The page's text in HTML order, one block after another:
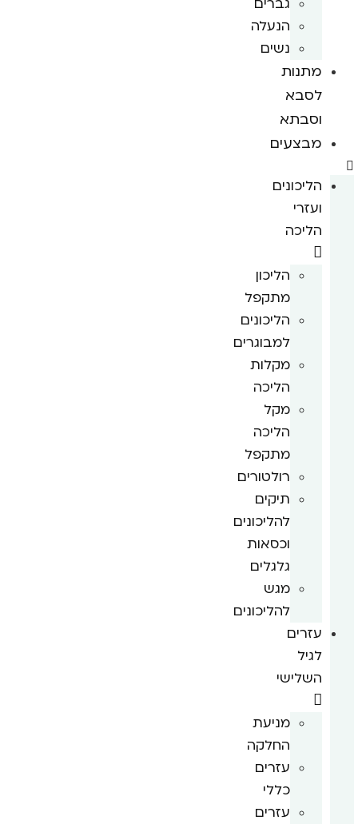
הנעלה
נשים
מתנות
לסבא
וסבתא
מבצעים
הליכונים
ועזרי
הליכה
הליכון
מתקפל
הליכונים
למבוגרים
מקלות
הליכה
מקל
הליכה
מתקפל
רולטורים
תיקים
להליכונים
וכסאות
גלגלים
מגש
להליכונים
עזרים
לגיל
השלישי
מניעת
החלקה
עזרים
כללי
עזרים